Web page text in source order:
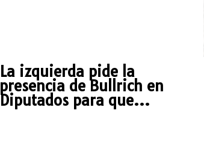
La izquierda pide la
presencia de Bullrich en
Diputados para que...